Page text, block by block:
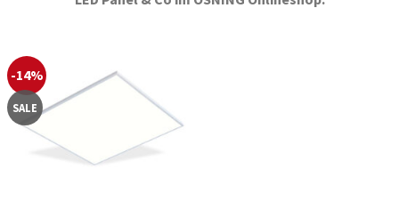
-14%
SALE